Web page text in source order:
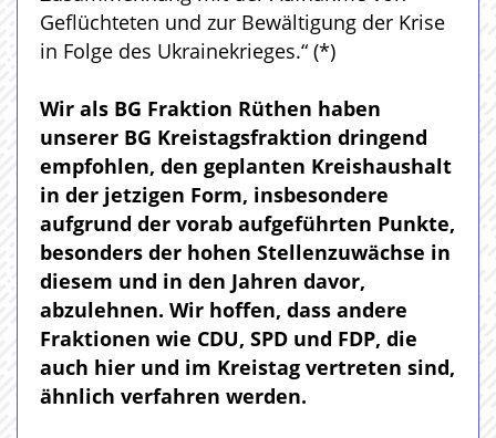
Geflüchteten und zur Bewältigung der Krise
in Folge des Ukrainekrieges.“ (*)
Wir als BG Fraktion Rüthen haben
unserer BG Kreistagsfraktion dringend
empfohlen, den geplanten Kreishaushalt
in der jetzigen Form, insbesondere
aufgrund der vorab aufgeführten Punkte,
besonders der hohen Stellenzuwächse in
diesem und in den Jahren davor,
abzulehnen. Wir hoffen, dass andere
Fraktionen wie CDU, SPD und FDP, die
auch hier und im Kreistag vertreten sind,
ähnlich verfahren werden.